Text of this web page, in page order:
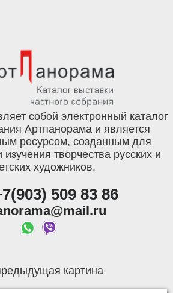
собой электронный каталог
Артпанорама и является
ресурсом, созданным для
творчества русских и
художников.
509 83 86
картина